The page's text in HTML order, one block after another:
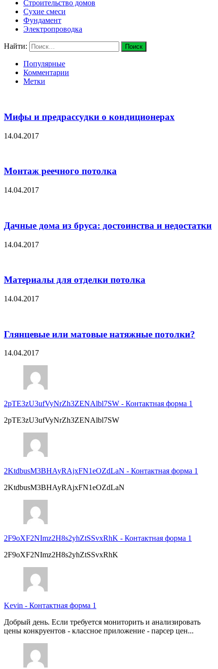
Строительство домов
Сухие смеси
Фундамент
Электропроводка
Найти:
Популярные
Комментарии
Метки
Мифы и предрассудки о кондиционерах
14.04.2017
Монтаж реечного потолка
14.04.2017
Дачные дома из бруса: достоинства и недостатки
14.04.2017
Материалы для отделки потолка
14.04.2017
Глянцевые или матовые натяжные потолки?
14.04.2017
2pTE3zU3ufVyNrZh3ZENAlbl7SW - Контактная форма 1
2pTE3zU3ufVyNrZh3ZENAlbl7SW
2KtdbusM3BHAyRAjxFN1eOZdLaN - Контактная форма 1
2KtdbusM3BHAyRAjxFN1eOZdLaN
2F9oXF2NImz2H8s2yhZtSSvxRhK - Контактная форма 1
2F9oXF2NImz2H8s2yhZtSSvxRhK
Kevin - Контактная форма 1
Добрый день. Если требуется мониторить и анализировать
цены конкруентов - классное приложение - парсер цен...